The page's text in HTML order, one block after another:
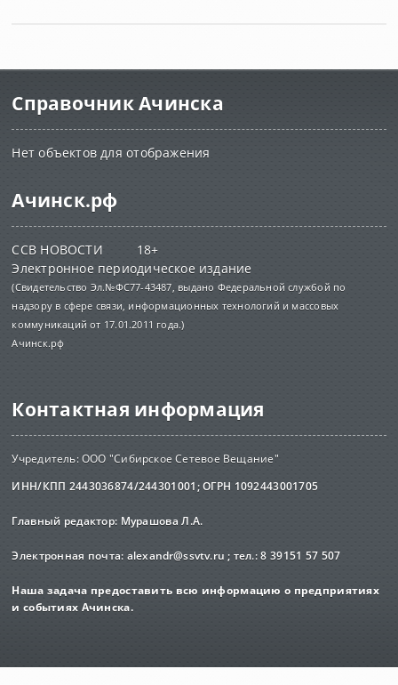
Справочник Ачинска
Нет объектов для отображения
Ачинск.рф
ССВ НОВОСТИ 18+
Электронное периодическое издание
(Свидетельство Эл.№ФС77-43487, выдано Федеральной службой по
надзору в сфере связи, информационных технологий и массовых
коммуникаций от 17.01.2011 года.)
Ачинск.рф
Контактная информация
Учредитель: ООО "Сибирское Сетевое Вещание"
ИНН/КПП 2443036874/244301001; ОГРН 1092443001705
Главный редактор: Мурашова Л.А.
Электронная почта: alexandr@ssvtv.ru; тел.: 8 39151 57 507
Наша задача предоставить всю информацию о предприятиях
и событиях Ачинска.